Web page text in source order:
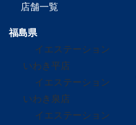
店舗一覧
福島県
イエステーション
いわき平店
イエステーション
いわき泉店
イエステーション